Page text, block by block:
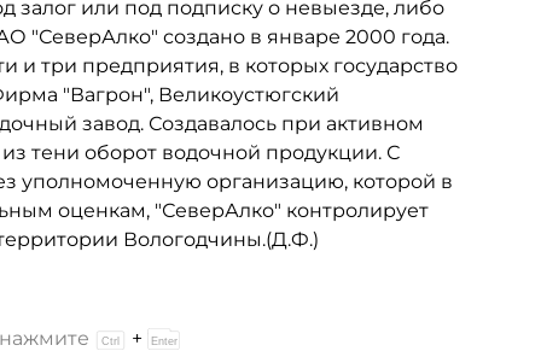
залог или под подписку о невыезде, либо
"СеверАлко" создано в январе 2000 года.
три предприятия, в которых государство
"Вагрон", Великоустюгский
завод. Создавалось при активном
тени оборот водочной продукции. С
уполномоченную организацию, которой в
оценкам, "СеверАлко" контролирует
Вологодчины.(Д.Ф.)
+